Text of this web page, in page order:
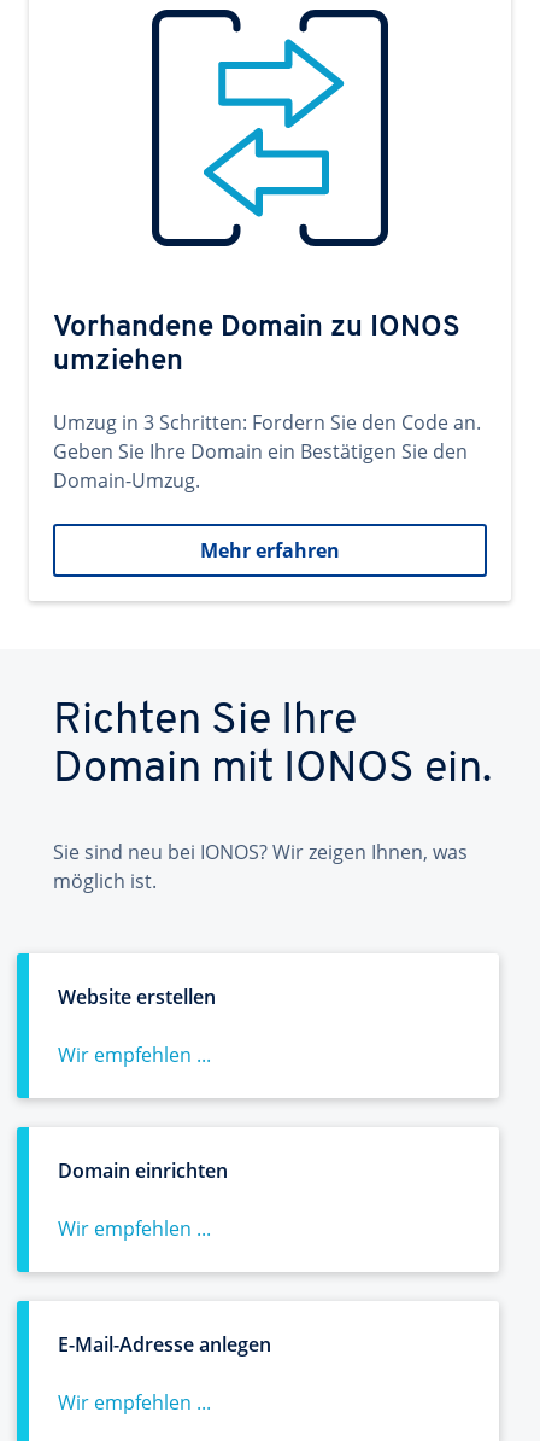
Vorhandene Domain zu IONOS
umziehen
Umzug in 3 Schritten: Fordern Sie den Code an.
Geben Sie Ihre Domain ein Bestätigen Sie den
Domain-Umzug.
Mehr erfahren
Richten Sie Ihre
Domain mit IONOS ein.
Sie sind neu bei IONOS? Wir zeigen Ihnen, was
möglich ist.
Website erstellen
Wir empfehlen ...
Domain einrichten
Wir empfehlen ...
E-Mail-Adresse anlegen
Wir empfehlen ...